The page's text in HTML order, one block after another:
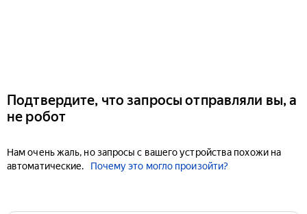
Подтвердите, что запросы отправляли вы, а
не робот
Нам очень жаль, но запросы с вашего устройства похожи на
автоматические.
Почему это могло произойти?